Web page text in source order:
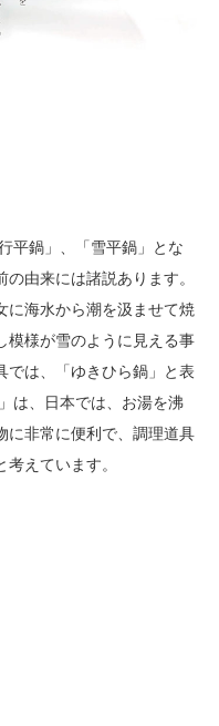
平鍋」、「雪平鍋」とな
由来には諸説あります。
に海水から潮を汲ませて焼
模様が雪のように見える事
では、「ゆきひら鍋」と表
は、日本では、お湯を沸
に非常に便利で、調理道具
えています。